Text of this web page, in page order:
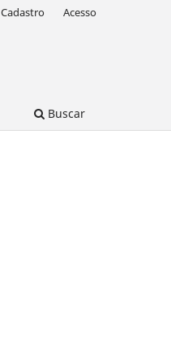
Buscar
Cadastro Acesso